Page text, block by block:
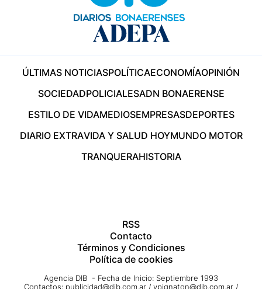
ÚLTIMAS NOTICIASPOLÍTICAECONOMÍAOPINIÓN
SOCIEDADPOLICIALESADN BONAERENSE
ESTILO DE VIDAMEDIOSEMPRESASDEPORTES
DIARIO EXTRAVIDA Y SALUD HOYMUNDO MOTOR
TRANQUERAHISTORIA
RSS
Contacto
Términos y Condiciones
Política de cookies
Agencia DIB - Fecha de Inicio: Septiembre 1993
Contactos: publicidad@dib.com.ar / vpignaton@dib.com.ar /